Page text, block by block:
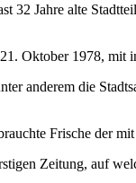
32 Jahre alte
Oktober 1978, mit
anderem die
Frische der
Zeitung, auf